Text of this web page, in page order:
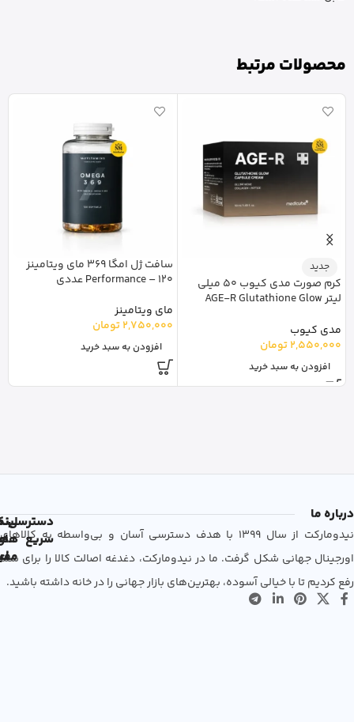
محصولات مرتبط
جدید
کرم صورت مدی کیوب 50 میلی
لیتر AGE-R Glutathione Glow
مدی کیوب
2,550,000تومان
افزودن به سبد خرید
سافت ژل امگا 369 مای ویتامینز
Performance – 120 عددی
مای ویتامینز
2,750,000تومان
افزودن به سبد خرید
درباره ما
نیدومارکت از سال 1399 با هدف دسترسی آسان و بی‌واسطه به کالاهای
اورجینال جهانی شکل گرفت. ما در نیدومارکت، دغدغه اصالت کالا را برای شما
رفع کردیم تا با خیالی آسوده، بهترین‌های بازار جهانی را در خانه داشته باشید.
دسترسی
سریع